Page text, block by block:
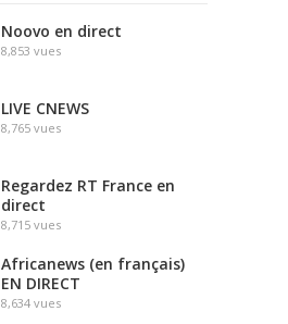
Noovo en direct
8,853 vues
LIVE CNEWS
8,765 vues
Regardez RT France en
direct
8,715 vues
Africanews (en français)
EN DIRECT
8,634 vues